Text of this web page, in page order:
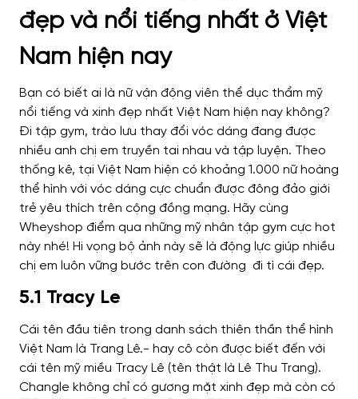
đẹp và nổi tiếng nhất ở Việt
Nam hiện nay
Bạn có biết ai là nữ vận động viên thể dục thẩm mỹ
nổi tiếng và xinh đẹp nhất Việt Nam hiện nay không?
Đi tập gym, trào lưu thay đổi vóc dáng đang được
nhiều anh chị em truyền tai nhau và tập luyện. Theo
thống kê, tại Việt Nam hiện có khoảng 1.000 nữ hoàng
thể hình với vóc dáng cực chuẩn được đông đảo giới
trẻ yêu thích trên cộng đồng mạng. Hãy cùng
Wheyshop điểm qua những mỹ nhân tập gym cực hot
này nhé! Hi vọng bộ ảnh này sẽ là động lực giúp nhiều
chị em luôn vững bước trên con đường đi tì cái đẹp.
5.1 Tracy Le
Cái tên đầu tiên trong danh sách thiên thần thể hình
Việt Nam là Trang Lê.- hay cô còn được biết đến với
cái tên mỹ miều Tracy Lê (tên thật là Lê Thu Trang).
Changle không chỉ có gương mặt xinh đẹp mà còn có